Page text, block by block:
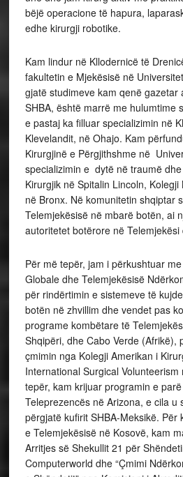
bëjë operacione të hapura,
edhe kirurgji robotike.
Kam lindur në Kllodernicë të
fakultetin e Mjekësisë në
gjatë studimeve kam qenë gazetar
SHBA, është marrë me hulumtime
e pastaj ka filluar specializimin në
Klevelandit, në Ohajo. Kam
Kirurgjinë e Përgjithshme në
specializimin e dytë në traumë
Kirurgjik në Spitalin Lincoln,
në Bronx. Në komunitetin shqiptar
Telemjekësisë në mbarë botën, ai
autoritetet botërore në Telemjekësi
Për më tepër, jam i përkushtuar
Globale dhe Telemjekësisë
për rindërtimin e sistemeve të
botën në zhvillim dhe vendet pas
programe kombëtare të
Shqipëri, dhe Cabo Verde (Afrikë),
çmimin nga Kolegji Amerikan i
International Surgical
tepër, kam krijuar programin e
Teleprezencës në Arizona, e cila u
përgjatë kufirit SHBA-Meksikë. Për
e Telemjekësisë në Kosovë, kam
Arritjes së Shekullit 21 për
Computerworld dhe “Çmimi